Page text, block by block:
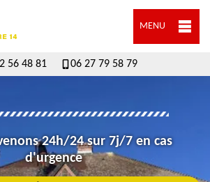
MENU
56 48 81 06 27 79 58 79
24h/24 sur 7j/7 en cas
d'urgence